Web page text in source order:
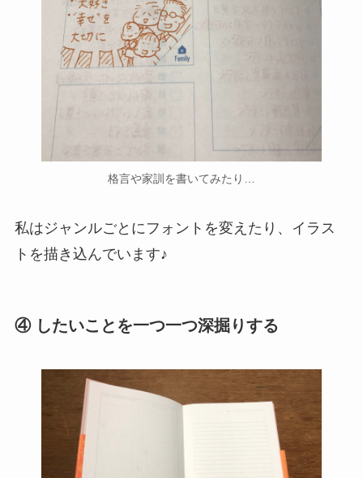
格言や家訓を書いてみたり…
私はジャンルごとにフォントを変えたり、イラス
トを描き込んでいます♪
④ したいことを一つ一つ深掘りする